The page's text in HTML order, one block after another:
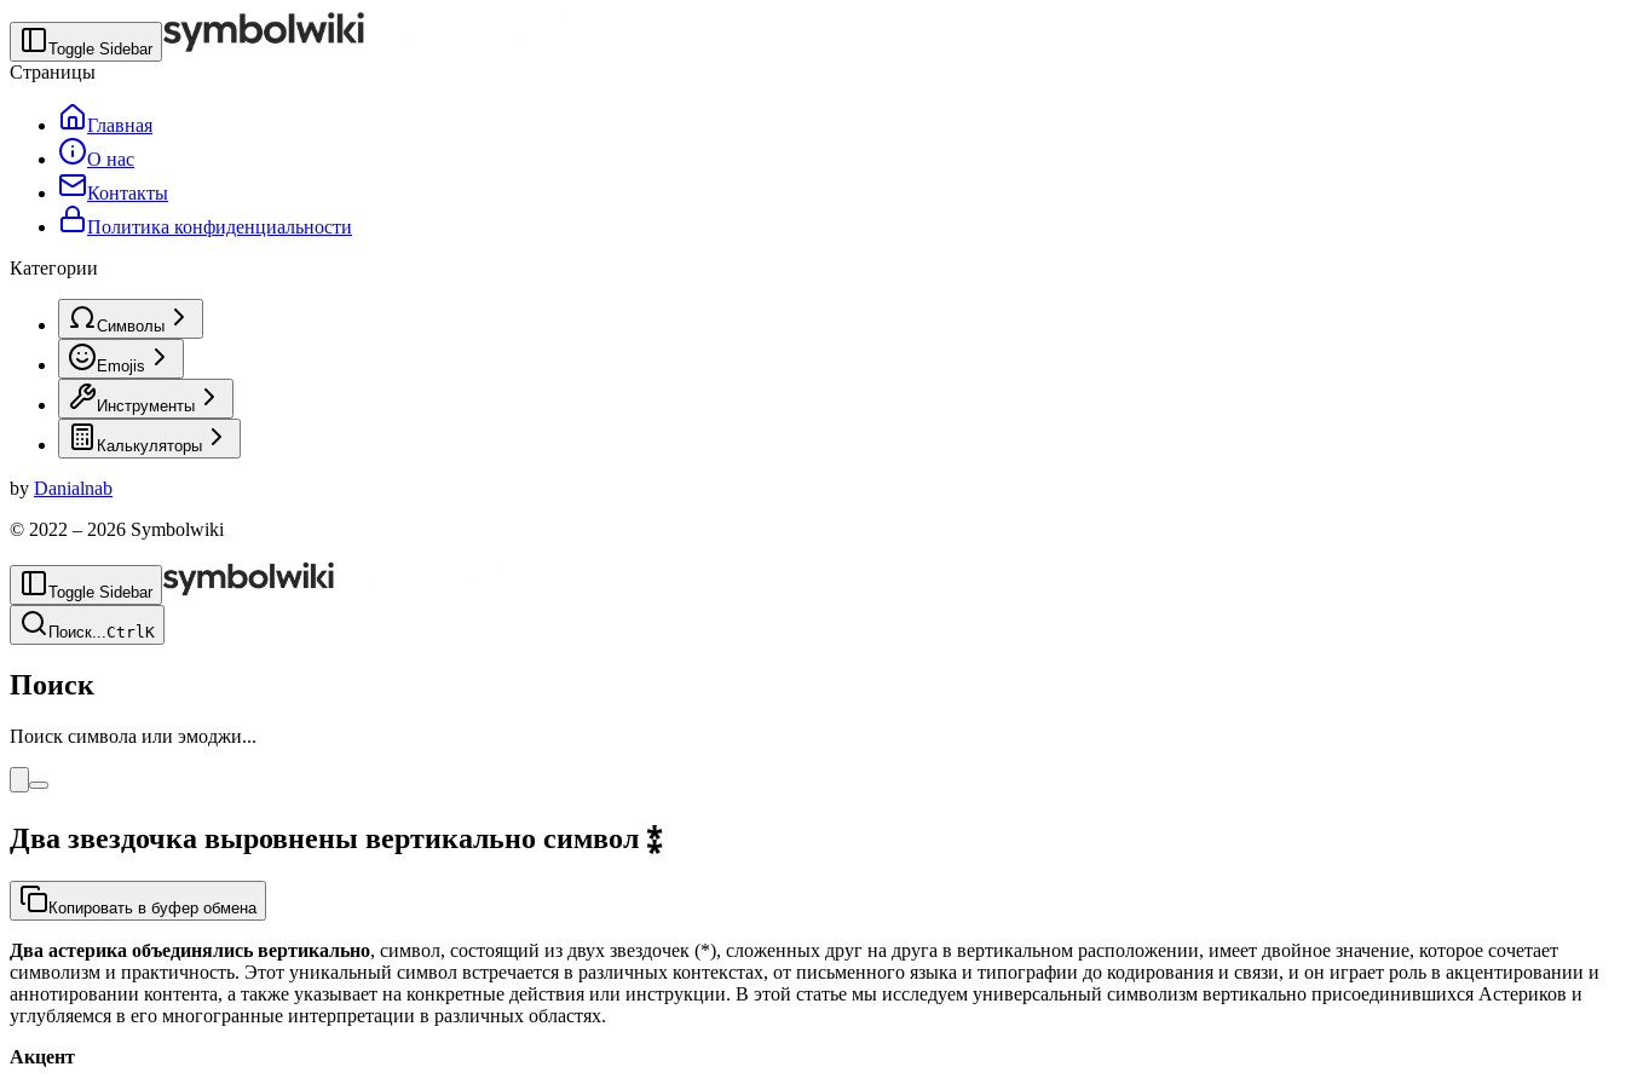
Toggle Sidebar
Страницы
Главная
О нас
Контакты
Политика конфиденциальности
Категории
Символы
Emojis
Инструменты
Калькуляторы
by Danialnab
© 2022 – 2026 Symbolwiki
Toggle Sidebar
Поиск...CtrlK
Поиск
Поиск символа или эмоджи...
Два звездочка выровнены вертикально символ ⁑
Копировать в буфер обмена
Два астерика объединялись вертикально, символ, состоящий из двух звездочек (*), сложенных друг на друга в вертикальном расположении, имеет двойное значение, которое сочетает
символизм и практичность. Этот уникальный символ встречается в различных контекстах, от письменного языка и типографии до кодирования и связи, и он играет роль в акцентировании и
аннотировании контента, а также указывает на конкретные действия или инструкции. В этой статье мы исследуем универсальный символизм вертикально присоединившихся Астериков и
углубляемся в его многогранные интерпретации в различных областях.
Акцент